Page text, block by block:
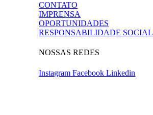
CONTATO
IMPRENSA
OPORTUNIDADES
RESPONSABILIDADE SOCIAL
NOSSAS REDES
Instagram Facebook Linkedin